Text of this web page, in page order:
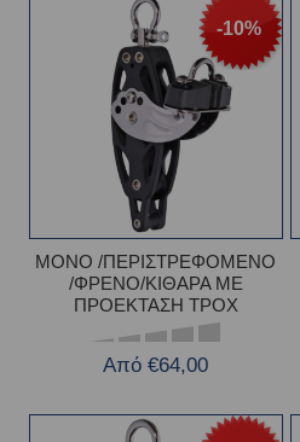
-10%
ΜΟΝΟ /ΠΕΡΙΣΤΡΕΦΟΜΕΝΟ
/ΦΡΕΝΟ/ΚΙΘΑΡΑ ΜΕ
ΠΡΟΕΚΤΑΣΗ ΤΡΟΧ
Από €64,00